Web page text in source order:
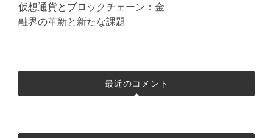
仮想通貨とブロックチェーン：金
融界の革新と新たな課題
最近のコメント